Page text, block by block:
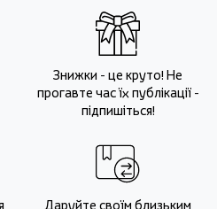
Знижки - це круто! Не
прогавте час їх публікації -
підпишіться!
Даруйте своїм близьким